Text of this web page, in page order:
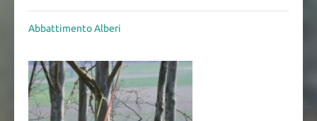
Abbattimento Alberi